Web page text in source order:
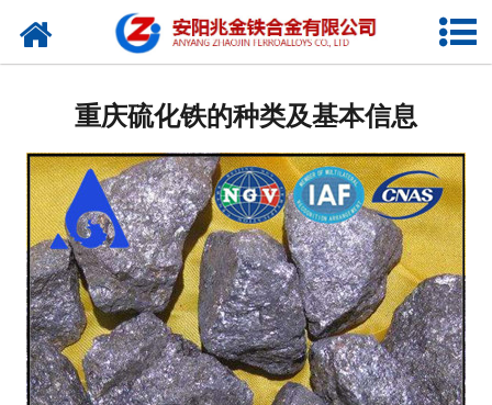
网站首页
产品中心
厂容厂貌
视频中心
联系我们
重庆硫化铁的种类及基本信息